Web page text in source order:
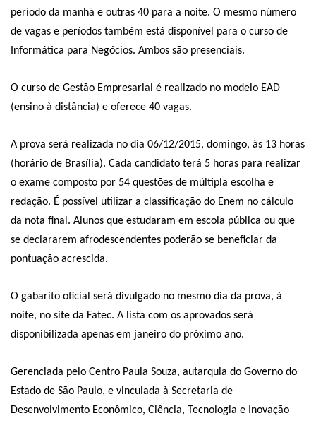
período da manhã e outras 40 para a noite. O mesmo número
de vagas e períodos também está disponível para o curso de
Informática para Negócios. Ambos são presenciais.
O curso de Gestão Empresarial é realizado no modelo EAD
(ensino à distância) e oferece 40 vagas.
A prova será realizada no dia 06/12/2015, domingo, às 13 horas
(horário de Brasília). Cada candidato terá 5 horas para realizar
o exame composto por 54 questões de múltipla escolha e
redação. É possível utilizar a classificação do Enem no cálculo
da nota final. Alunos que estudaram em escola pública ou que
se declararem afrodescendentes poderão se beneficiar da
pontuação acrescida.
O gabarito oficial será divulgado no mesmo dia da prova, à
noite, no site da Fatec. A lista com os aprovados será
disponibilizada apenas em janeiro do próximo ano.
Gerenciada pelo Centro Paula Souza, autarquia do Governo do
Estado de São Paulo, e vinculada à Secretaria de
Desenvolvimento Econômico, Ciência, Tecnologia e Inovação